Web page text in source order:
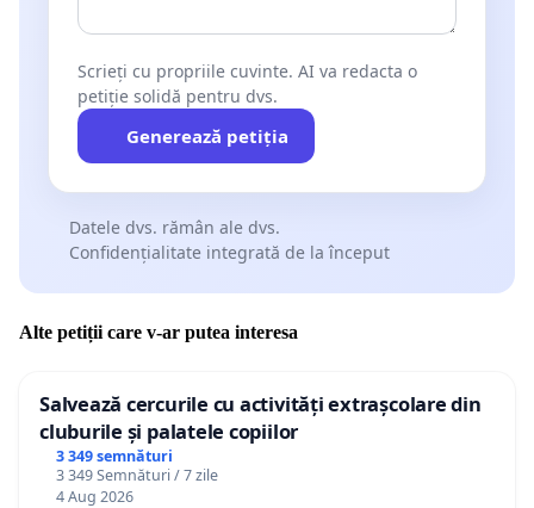
Scrieți cu propriile cuvinte. AI va redacta o
petiție solidă pentru dvs.
Generează petiția
Datele dvs. rămân ale dvs.
Confidențialitate integrată de la început
Alte petiții care v-ar putea interesa
Salvează cercurile cu activități extrașcolare din
cluburile și palatele copiilor
3 349 semnături
3 349 Semnături / 7 zile
4 Aug 2026